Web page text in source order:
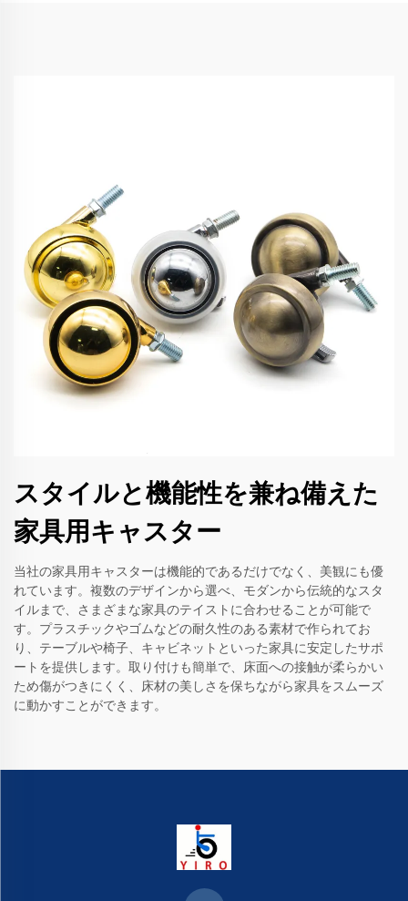
スタイルと機能性を兼ね備えた
家具用キャスター
当社の家具用キャスターは機能的であるだけでなく、美観にも優
れています。複数のデザインから選べ、モダンから伝統的なスタ
イルまで、さまざまな家具のテイストに合わせることが可能で
す。プラスチックやゴムなどの耐久性のある素材で作られてお
り、テーブルや椅子、キャビネットといった家具に安定したサポ
ートを提供します。取り付けも簡単で、床面への接触が柔らかい
ため傷がつきにくく、床材の美しさを保ちながら家具をスムーズ
に動かすことができます。